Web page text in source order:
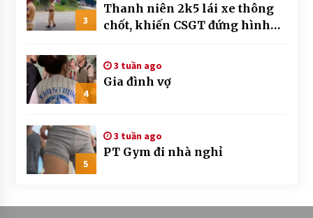
3
Thanh niên 2k5 lái xe thông
chốt, khiến CSGT đứng hình
4
3 tuần ago
Gia đình vợ
5
3 tuần ago
PT Gym đi nhà nghỉ